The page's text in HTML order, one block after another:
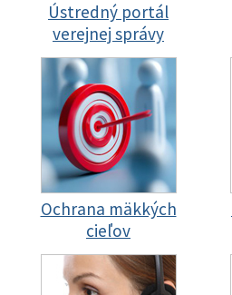
Ústredný portál
verejnej správy
Ochrana mäkkých
cieľov